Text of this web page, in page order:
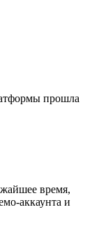
прошла
время,
аккаунта и